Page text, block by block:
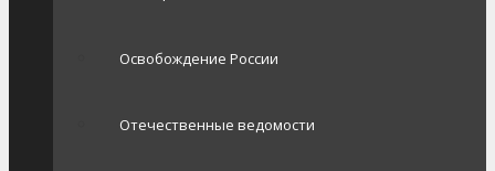
Освобождение России
Отечественные ведомости